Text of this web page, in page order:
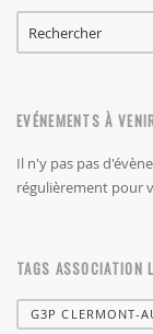
FORMULAIRE DE
EVÉNEMENTS À
Il n'y pas pas
régulièrement pour
TAGS ASSOCIATION
G3P CLERMONT-